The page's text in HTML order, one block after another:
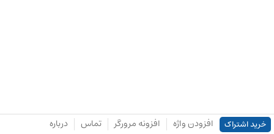
خرید اشتراک افزودن واژه افزونه مرورگر تماس درباره